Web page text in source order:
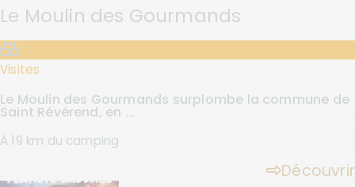
Le Moulin des Gourmands
Visites
Le Moulin des Gourmands surplombe la commune de
Saint Révérend, en ...
À 19 km du camping
Découvrir